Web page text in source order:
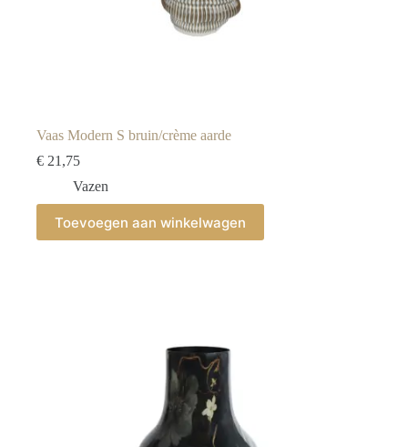
Vaas Modern S bruin/crème aarde
€ 21,75
Vazen
Toevoegen aan winkelwagen